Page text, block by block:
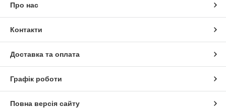
Про нас
Контакти
Доставка та оплата
Графік роботи
Повна версія сайту